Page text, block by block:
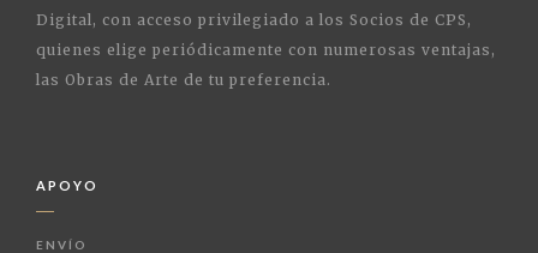
Digital, con acceso privilegiado a los Socios de CPS,
quienes elige periódicamente con numerosas ventajas,
las Obras de Arte de tu preferencia.
APOYO
ENVÍO